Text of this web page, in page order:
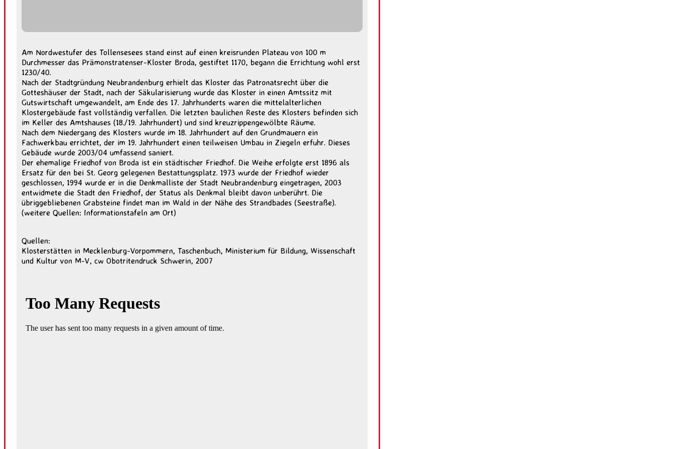
Am Nordwestufer des Tollensesees stand einst auf einen kreisrunden Plateau von 100 m
Durchmesser das Prämonstratenser-Kloster Broda, gestiftet 1170, begann die Errichtung wohl erst
1230/40.
Nach der Stadtgründung Neubrandenburg erhielt das Kloster das Patronatsrecht über die
Gotteshäuser der Stadt, nach der Säkularisierung wurde das Kloster in einen Amtssitz mit
Gutswirtschaft umgewandelt, am Ende des 17. Jahrhunderts waren die mittelalterlichen
Klostergebäude fast vollständig verfallen. Die letzten baulichen Reste des Klosters befinden sich
im Keller des Amtshauses (18./19. Jahrhundert) und sind kreuzrippengewölbte Räume.
Nach dem Niedergang des Klosters wurde im 18. Jahrhundert auf den Grundmauern ein
Fachwerkbau errichtet, der im 19. Jahrhundert einen teilweisen Umbau in Ziegeln erfuhr. Dieses
Gebäude wurde 2003/04 umfassend saniert.
Der ehemalige Friedhof von Broda ist ein städtischer Friedhof. Die Weihe erfolgte erst 1896 als
Ersatz für den bei St. Georg gelegenen Bestattungsplatz. 1973 wurde der Friedhof wieder
geschlossen, 1994 wurde er in die Denkmalliste der Stadt Neubrandenburg eingetragen, 2003
entwidmete die Stadt den Friedhof, der Status als Denkmal bleibt davon unberührt. Die
übriggebliebenen Grabsteine findet man im Wald in der Nähe des Strandbades (Seestraße).
(weitere Quellen: Informationstafeln am Ort)
Quellen:
Klosterstätten in Mecklenburg-Vorpommern, Taschenbuch, Ministerium für Bildung, Wissenschaft
und Kultur von M-V, cw Obotritendruck Schwerin, 2007